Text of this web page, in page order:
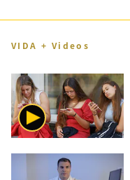
VIDA + Videos